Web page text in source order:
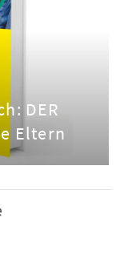
DER
Eltern